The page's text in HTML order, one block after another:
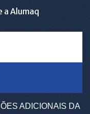
a Alumaq
ADICIONAIS DA